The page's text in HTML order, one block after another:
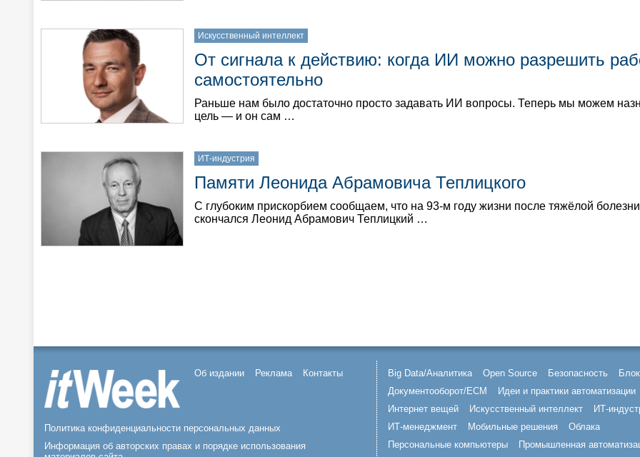
Искусственный интеллект
От сигнала к действию: когда ИИ можно разрешить
самостоятельно
Раньше нам было достаточно просто задавать ИИ вопросы. Теперь мы можем
цель — и он сам …
ИТ-индустрия
Памяти Леонида Абрамовича Теплицкого
С глубоким прискорбием сообщаем, что на 93-м году жизни после тяжёлой болезни
скончался Леонид Абрамович Теплицкий …
Об издании Реклама Контакты
Политика конфиденциальности персональных данных
Информация об авторских правах и порядке использования
Big Data/Аналитика Open Source Безопасность
Документооборот/ECM
Идеи и практики автоматизации
Интернет вещей
Искусственный интеллект
ИТ-
ИТ-менеджмент
Мобильные решения
Облака
Персональные компьютеры
Промышленная